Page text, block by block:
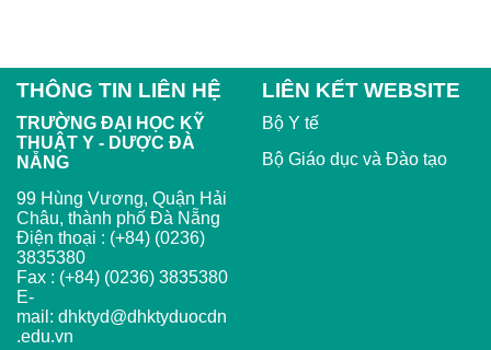
THÔNG TIN LIÊN HỆ
TRƯỜNG ĐẠI HỌC KỸ
THUẬT Y - DƯỢC ĐÀ
NẴNG
99 Hùng Vương, Quận Hải
Châu, thành phố Đà Nẵng
Điện thoại : (+84) (0236)
3835380
Fax : (+84) (0236) 3835380
E-
mail: dhktyd@dhktyduocdn
.edu.vn
LIÊN KẾT WEBSITE
Bộ Y tế
Bộ Giáo dục và Đào tạo